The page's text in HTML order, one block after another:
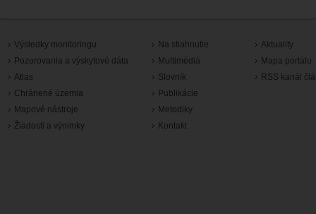
Výsledky monitoringu
Pozorovania a výskytové dáta
Atlas
Chránené územia
Mapové nástroje
Žiadosti a výnimky
Na stiahnutie
Multimédiá
Slovník
Publikácie
Metodiky
Kontakt
Aktuality
Mapa portálu
RSS kanál